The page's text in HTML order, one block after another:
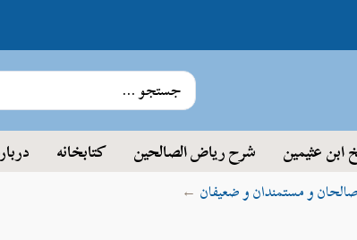
ابن عثیمین شرح ریاض الصالحین کتابخانه
و مستمندان و ضعیفان ←